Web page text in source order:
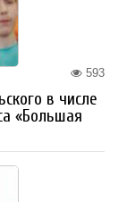
593
в числе
«Большая